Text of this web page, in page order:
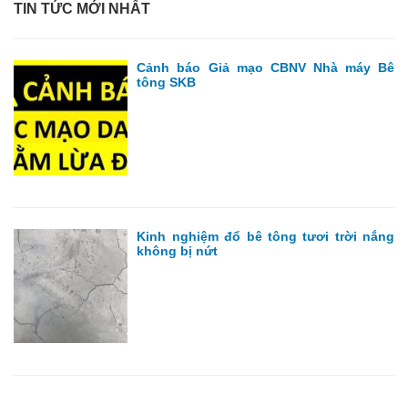
TIN TỨC MỚI NHẤT
Cảnh báo Giả mạo CBNV Nhà máy Bê
tông SKB
Kinh nghiệm đổ bê tông tươi trời nắng
không bị nứt